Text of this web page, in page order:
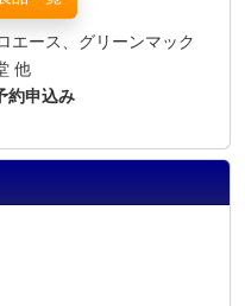
エース、グリーンマック
他
約申込み